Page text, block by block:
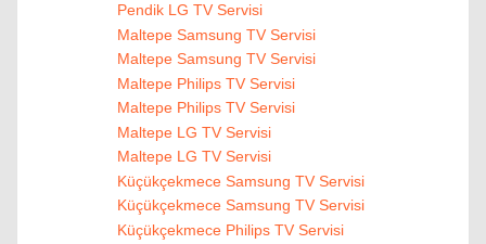
Pendik LG TV Servisi
Maltepe Samsung TV Servisi
Maltepe Samsung TV Servisi
Maltepe Philips TV Servisi
Maltepe Philips TV Servisi
Maltepe LG TV Servisi
Maltepe LG TV Servisi
Küçükçekmece Samsung TV Servisi
Küçükçekmece Samsung TV Servisi
Küçükçekmece Philips TV Servisi